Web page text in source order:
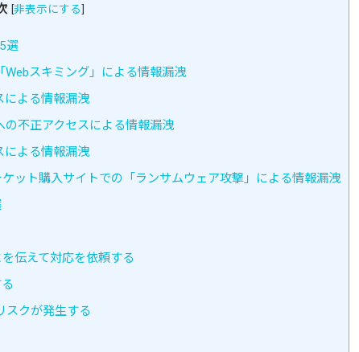
[非表示にする]
選
Webスキミング」による情報漏洩
による情報漏洩
の不正アクセスによる情報漏洩
による情報漏洩
ット購入サイトでの「ランサムウェア攻撃」による情報漏洩
伝えて対応を依頼する
スクが発生する